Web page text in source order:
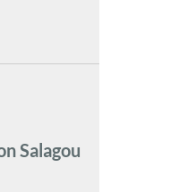
Salagou